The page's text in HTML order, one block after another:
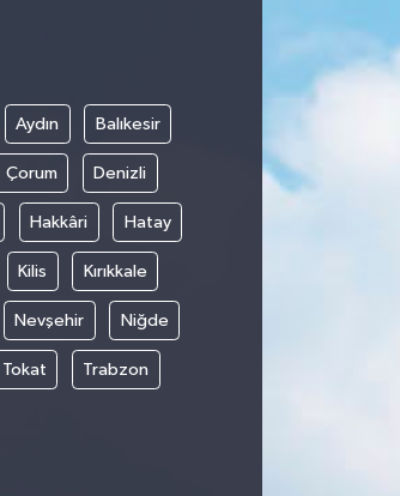
Aydın Balıkesir
Çorum Denizli
Hakkâri Hatay
Kilis Kırıkkale
Nevşehir Niğde
Tokat Trabzon